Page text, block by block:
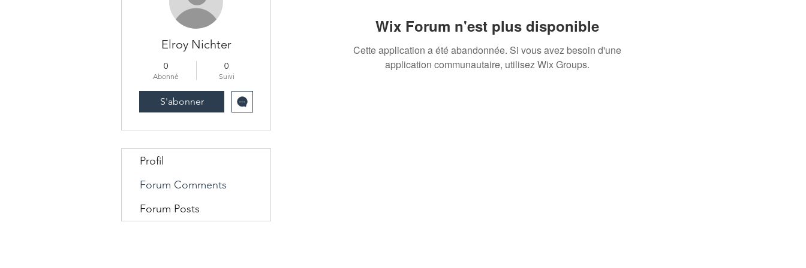
Wix Forum n'est plus disponible
Cette application a été abandonnée. Si vous avez besoin d'une
application communautaire, utilisez Wix Groups.
Elroy Nichter
0
Abonné
0
Suivi
S'abonner
Profil
Forum Comments
Forum Posts